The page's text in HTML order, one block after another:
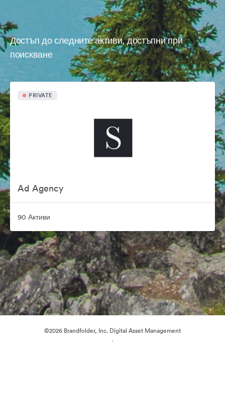
Достъп до следните активи, достъпни при
поискване
PRIVATE
Ad Agency
90 Активи
©2026 Brandfolder, Inc. Digital Asset Management
·